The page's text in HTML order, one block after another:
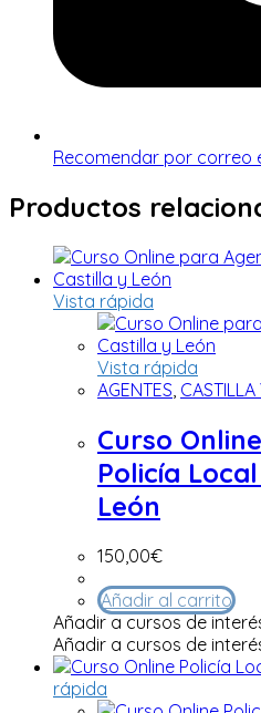
Recomendar por correo
Productos
Vista rápida
Vista rápida
AGENTES, CASTILLA
Curso
Policía
León
150,00€
Añadir al carrito
Añadir a cursos de
Añadir a cursos de
rápida